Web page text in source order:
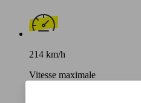
214 km/h
Vitesse maximale